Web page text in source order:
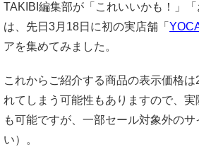
TAKIBI編集部が「これいいかも！」
は、先日3月18日に初の実店舗「
アを集めてみました。
これからご紹介する商品の表示価格
れてしまう可能性もありますので、
も可能ですが、一部セール対象外の
い）。